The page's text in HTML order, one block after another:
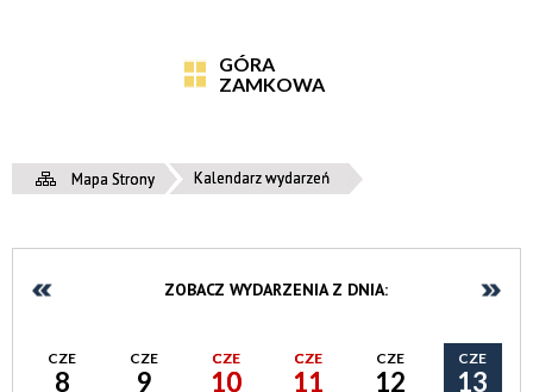
GÓRA
ZAMKOWA
Mapa Strony Kalendarz wydarzeń
ZOBACZ WYDARZENIA Z DNIA:
CZE
8
CZE
9
CZE
10
CZE
11
CZE
12
CZE
13